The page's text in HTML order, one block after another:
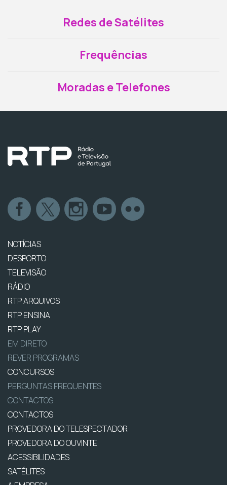
Redes de Satélites
Frequências
Moradas e Telefones
NOTÍCIAS
DESPORTO
TELEVISÃO
RÁDIO
RTP ARQUIVOS
RTP ENSINA
RTP PLAY
EM DIRETO
REVER PROGRAMAS
CONCURSOS
PERGUNTAS FREQUENTES
CONTACTOS
CONTACTOS
PROVEDORA DO TELESPECTADOR
PROVEDORA DO OUVINTE
ACESSIBILIDADES
SATÉLITES